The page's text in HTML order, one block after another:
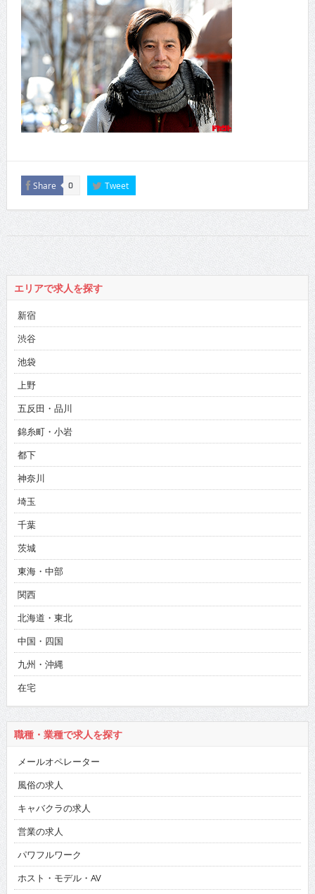
Share 0 Tweet
エリアで求人を探す
新宿
渋谷
池袋
上野
五反田・品川
錦糸町・小岩
都下
神奈川
埼玉
千葉
茨城
東海・中部
関西
北海道・東北
中国・四国
九州・沖縄
在宅
職種・業種で求人を探す
メールオペレーター
風俗の求人
キャバクラの求人
営業の求人
パワフルワーク
ホスト・モデル・AV